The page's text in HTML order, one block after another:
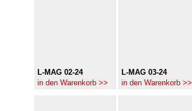
L-MAG 02-24
in den Warenkorb >>
L-MAG 03-24
in den Warenkorb >>